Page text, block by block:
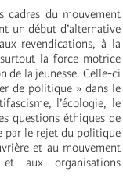
cadres du mouvement
un début d’alternative
revendications, à la
la force motrice
de la jeunesse. Celle-ci
de politique » dans le
l’écologie, le
questions éthiques de
par le rejet du politique
et au mouvement
aux organisations